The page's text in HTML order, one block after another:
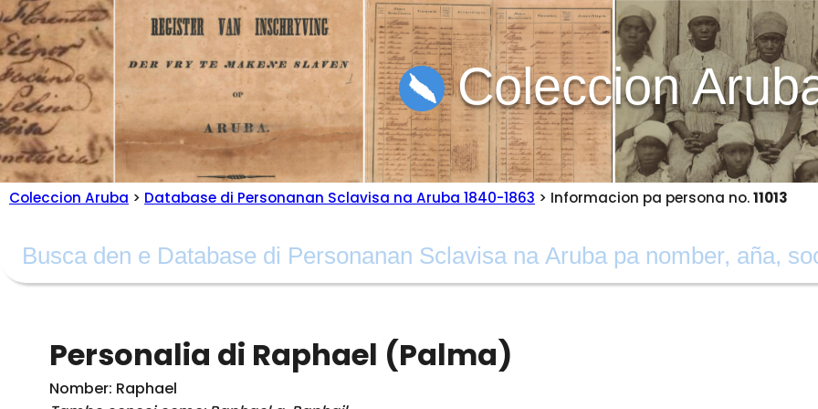
Coleccion
Coleccion Aruba > Database di Personanan Sclavisa na Aruba 1840-1863 > Informacion pa persona no.11013
Personalia di Raphael (Palma)
Nomber: Raphael